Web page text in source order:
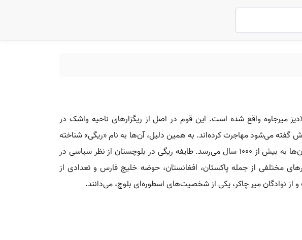
میرجاوه واقع شده است. این قوم در اصل از ریگزارهای ناحیه واشک در
گفته می‌شود مهاجرت کرده‌اند. به همین دلیل، آن‌ها به نام «ریگی» شناخته
می‌شوند. اولین بار نام این طایفه در متون تاریخی مانند تاریخ بیهقی ذکر شده و بر این اساس، قدمت آن‌ها به بیش از ۱۰۰۰ سال می‌رسد. طایفه ریگی در بلوچستان از نظر سیاسی در
مختلفی از جمله پاکستان، افغانستان، حوضه خلیج فارس و تعدادی از
و از نوادگان میر چاکر، یکی از شخصیت‌های اسطوره‌ای بلوچ، می‌دانند.